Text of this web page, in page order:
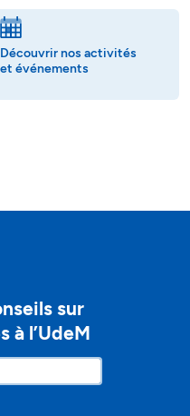
Découvrir nos activités
et événements
sur
à l’UdeM